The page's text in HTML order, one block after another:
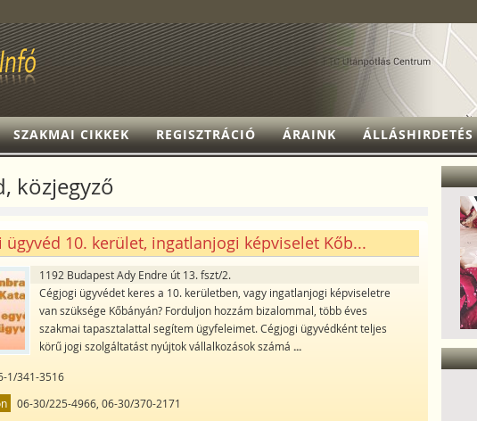
SZAKMAI CIKKEK REGISZTRÁCIÓ ÁRAINK
közjegyző
ügyvéd 10. kerület, ingatlanjogi képviselet Kőb...
1192 Budapest Ady Endre út 13. fszt/2.
Cégjogi ügyvédet keres a 10. kerületben, vagy ingatlanjogi képviseletre
van szüksége Kőbányán? Forduljon hozzám bizalommal, több éves
szakmai tapasztalattal segítem ügyfeleimet. Cégjogi ügyvédként teljes
körű jogi szolgáltatást nyújtok vállalkozások számá ...
1/341-3516
06-30/225-4966, 06-30/370-2171